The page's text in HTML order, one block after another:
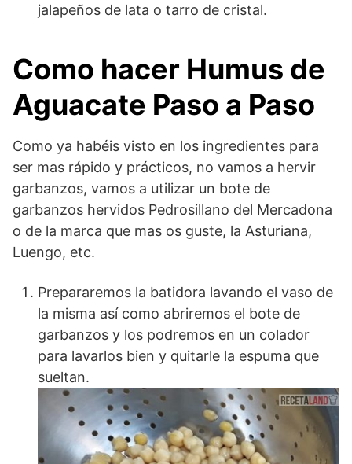
jalapeños de lata o tarro de cristal.
Como hacer Humus de
Aguacate Paso a Paso
Como ya habéis visto en los ingredientes para
ser mas rápido y prácticos, no vamos a hervir
garbanzos, vamos a utilizar un bote de
garbanzos hervidos Pedrosillano del Mercadona
o de la marca que mas os guste, la Asturiana,
Luengo, etc.
Prepararemos la batidora lavando el vaso de
la misma así como abriremos el bote de
garbanzos y los podremos en un colador
para lavarlos bien y quitarle la espuma que
sueltan.